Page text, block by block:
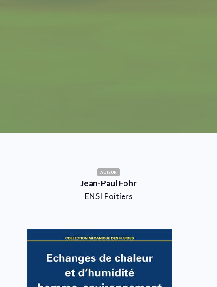
AUTEUR
Jean-Paul Fohr
ENSI Poitiers